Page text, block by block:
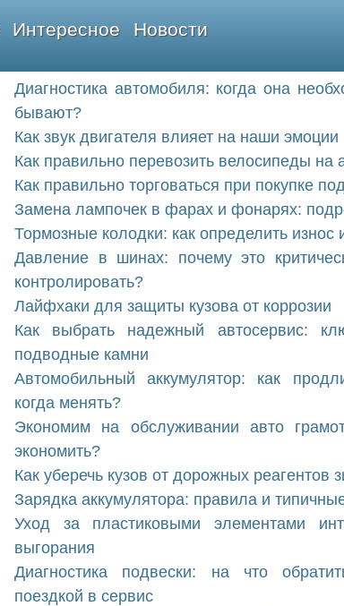
Интересное Новости
Диагностика автомобиля: когда она
бывают?
Как звук двигателя влияет на наши эмоции
Как правильно перевозить велосипеды на
Как правильно торговаться при покупке
Замена лампочек в фарах и фонарях:
Тормозные колодки: как определить износ
Давление в шинах: почему это
контролировать?
Лайфхаки для защиты кузова от коррозии
Как выбрать надежный автосервис:
подводные камни
Автомобильный аккумулятор: как
когда менять?
Экономим на обслуживании авто
экономить?
Как уберечь кузов от дорожных реагентов
Зарядка аккумулятора: правила и
Уход за пластиковыми элементами
выгорания
Диагностика подвески: на что
поездкой в сервис